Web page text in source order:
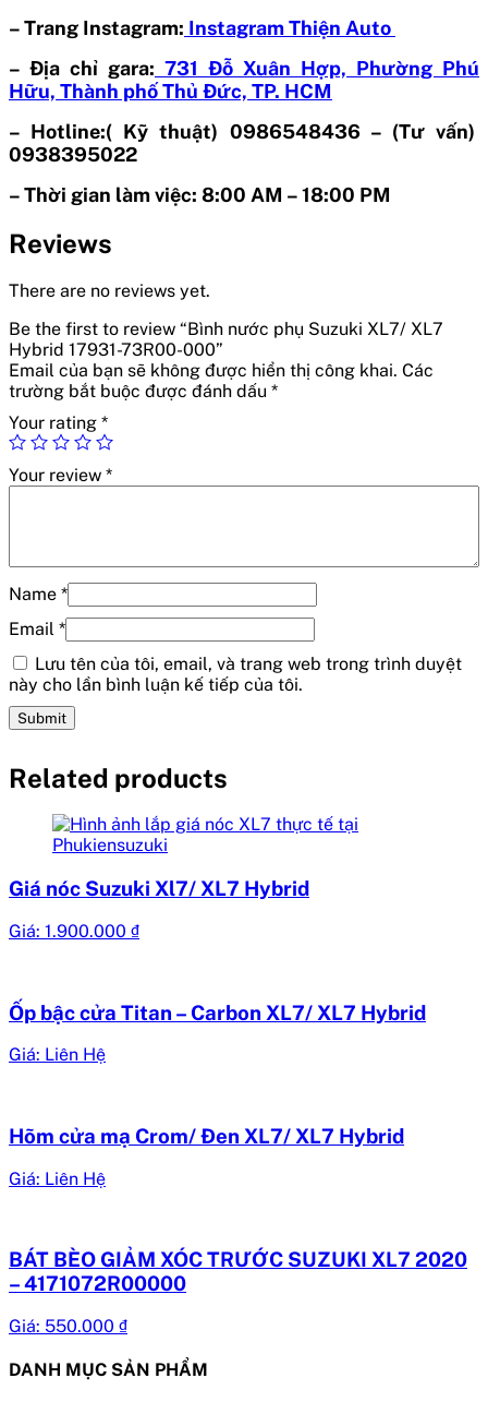
– Trang Instagram: Instagram Thiện Auto
– Địa chỉ gara: 731 Đỗ Xuân Hợp, Phường Phú
Hữu, Thành phố Thủ Đức, TP. HCM
– Hotline:( Kỹ thuật) 0986548436 – (Tư vấn)
0938395022
– Thời gian làm việc: 8:00 AM – 18:00 PM
Reviews
There are no reviews yet.
Be the first to review “Bình nước phụ Suzuki XL7/ XL7
Hybrid 17931-73R00-000”
Email của bạn sẽ không được hiển thị công khai. Các
trường bắt buộc được đánh dấu *
Your rating *
Your review *
Name *
Email *
Lưu tên của tôi, email, và trang web trong trình duyệt
này cho lần bình luận kế tiếp của tôi.
Related products
Giá nóc Suzuki Xl7/ XL7 Hybrid
Giá: 1.900.000 ₫
Ốp bậc cửa Titan – Carbon XL7/ XL7 Hybrid
Giá: Liên Hệ
Hõm cửa mạ Crom/ Đen XL7/ XL7 Hybrid
Giá: Liên Hệ
BÁT BÈO GIẢM XÓC TRƯỚC SUZUKI XL7 2020
– 4171072R00000
Giá: 550.000 ₫
DANH MỤC SẢN PHẨM